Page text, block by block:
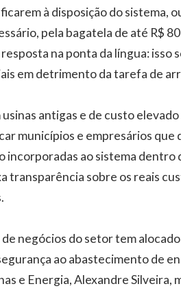
à disposição do sistema,
pela bagatela de até R$
na ponta da língua: isso
em detrimento da tarefa de
usinas antigas e de custo
municípios e empresários que
incorporadas ao sistema dentro
transparência sobre os reais
negócios do setor tem
ao abastecimento de
e Energia, Alexandre Silveira,